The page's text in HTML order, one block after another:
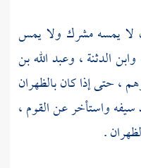
لا يمسه مشرك ولا يمس
وابن الدثنة ، وعبد الله بن
، حتى إذا كان بالظهران
واستأخر عن القوم ،
.